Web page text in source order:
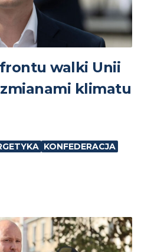
walki Unii
klimatu
KONFEDERACJA